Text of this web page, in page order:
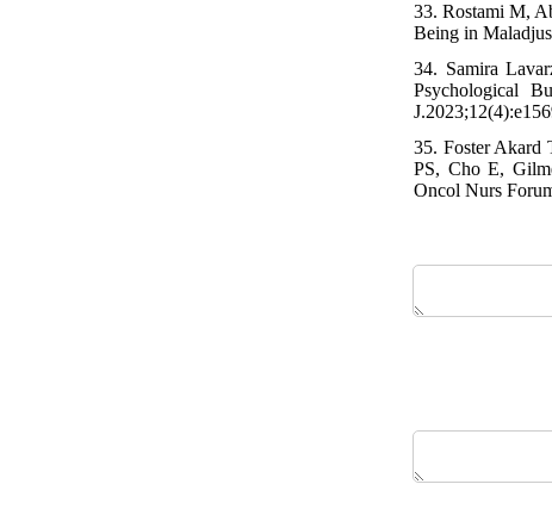
33. Rostami M,
Being in
34. Samira
Psychological
35. Foster Akard
PS, Cho E,
Oncol Nurs